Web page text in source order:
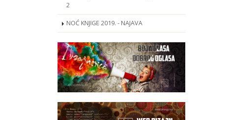
2
NOĆ KNJIGE 2019. - NAJAVA